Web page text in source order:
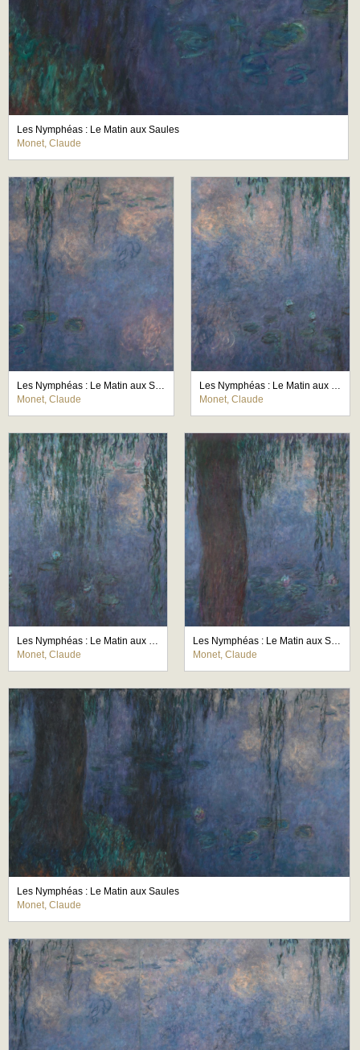
Les Nymphéas : Le Matin aux Saules
Monet, Claude
Les Nymphéas : Le Matin aux Saules
Monet, Claude
Les Nymphéas : Le Matin aux Saules
Monet, Claude
Les Nymphéas : Le Matin aux Saules
Monet, Claude
Les Nymphéas : Le Matin aux Saules
Monet, Claude
Les Nymphéas : Le Matin aux Saules
Monet, Claude